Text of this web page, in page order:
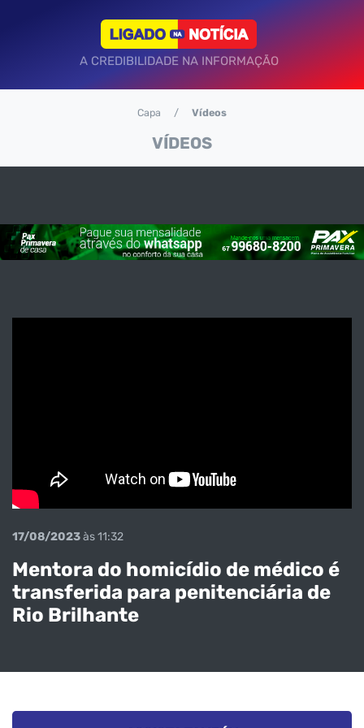
A CREDIBILIDADE NA INFORMAÇÃO
VÍDEOS
Capa Vídeos
17/08/2023às 11:32
Mentora do homicídio de médico é
transferida para penitenciária de
Rio Brilhante